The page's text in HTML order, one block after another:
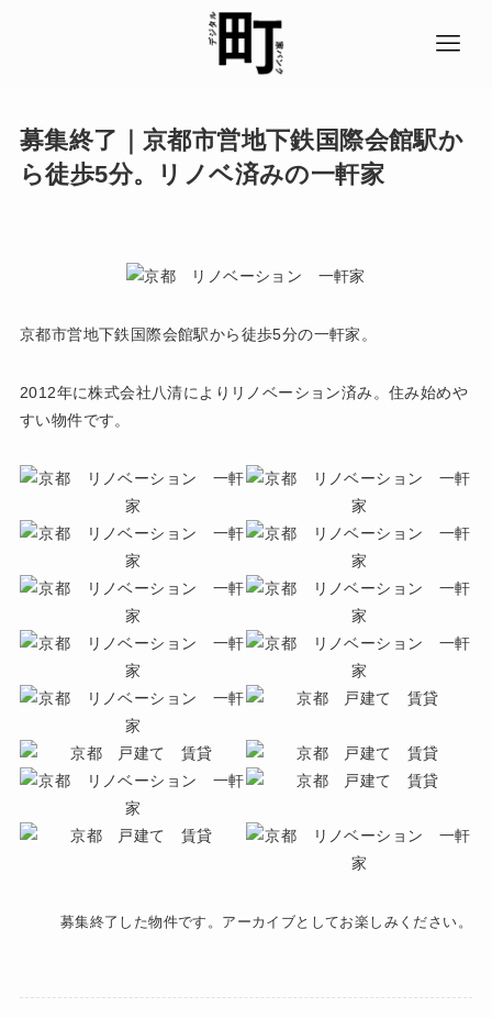
募集終了｜京都市営地下鉄国際会館駅か
ら徒歩5分。リノベ済みの一軒家
京都市営地下鉄国際会館駅から徒歩5分の一軒家。
2012年に株式会社八清によりリノベーション済み。住み始めや
すい物件です。
募集終了した物件です。アーカイブとしてお楽しみください。